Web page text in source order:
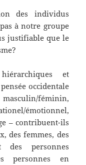
des individus
à notre groupe
justifiable que le
et
occidentale
féminin,
– contribuent-ils
des femmes, des
des personnes
personnes en